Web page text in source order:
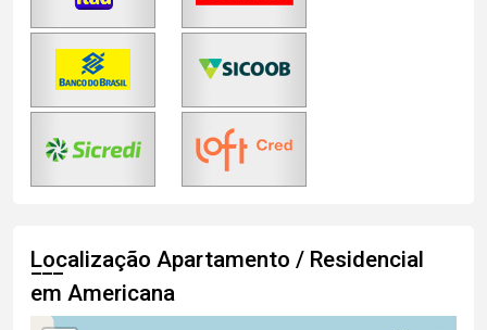
Localização Apartamento / Residencial
em Americana